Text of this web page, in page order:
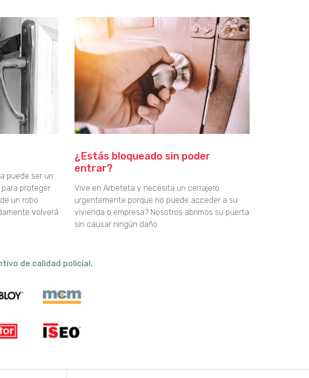
puede ser un
proteger
un robo
volverá
¿Estás bloqueado sin poder
entrar?
Vive en Arbeteta y necesita un cerrajero
urgentemente porque no puede acceder a su
vivienda o empresa? Nosotros abrimos su puerta
sin causar ningún daño.
de calidad policial.